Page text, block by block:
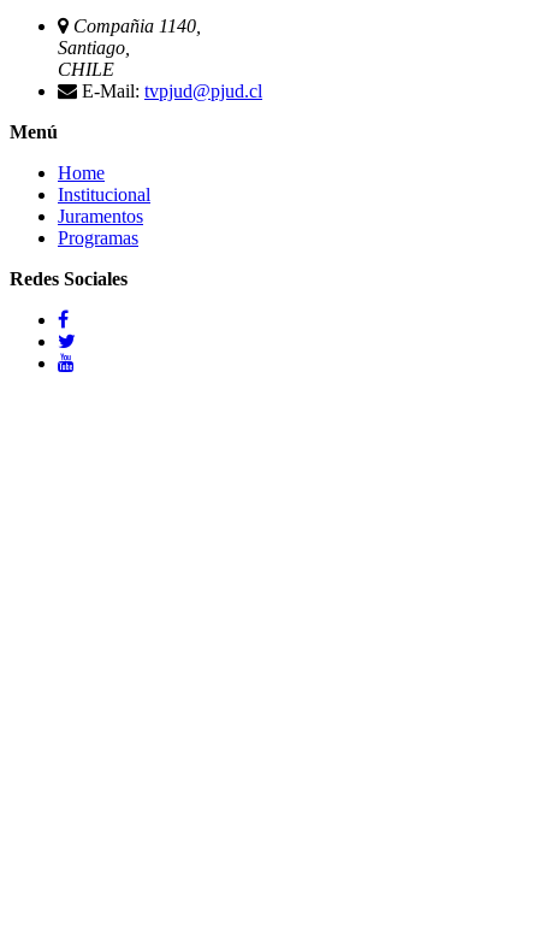
Compañia 1140,
Santiago,
CHILE
E-Mail: tvpjud@pjud.cl
Menú
Home
Institucional
Juramentos
Programas
Redes Sociales